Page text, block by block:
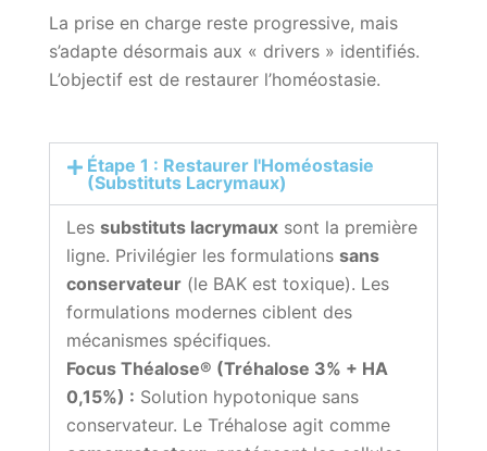
La prise en charge reste progressive, mais
s’adapte désormais aux « drivers » identifiés.
L’objectif est de restaurer l’homéostasie.
Étape 1 : Restaurer l'Homéostasie
(Substituts Lacrymaux)
Les substituts lacrymaux sont la première
ligne. Privilégier les formulations sans
conservateur (le BAK est toxique). Les
formulations modernes ciblent des
mécanismes spécifiques.
Focus Théalose® (Tréhalose 3% + HA
0,15%) : Solution hypotonique sans
conservateur. Le Tréhalose agit comme